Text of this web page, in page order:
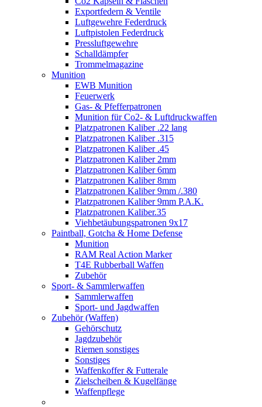
Exportfedern & Ventile
Luftgewehre Federdruck
Luftpistolen Federdruck
Pressluftgewehre
Schalldämpfer
Trommelmagazine
Munition
EWB Munition
Feuerwerk
Gas- & Pfefferpatronen
Munition für Co2- & Luftdruckwaffen
Platzpatronen Kaliber .22 lang
Platzpatronen Kaliber .315
Platzpatronen Kaliber .45
Platzpatronen Kaliber 2mm
Platzpatronen Kaliber 6mm
Platzpatronen Kaliber 8mm
Platzpatronen Kaliber 9mm /.380
Platzpatronen Kaliber 9mm P.A.K.
Platzpatronen Kaliber.35
Viehbetäubungspatronen 9x17
Paintball, Gotcha & Home Defense
Munition
RAM Real Action Marker
T4E Rubberball Waffen
Zubehör
Sport- & Sammlerwaffen
Sammlerwaffen
Sport- und Jagdwaffen
Zubehör (Waffen)
Gehörschutz
Jagdzubehör
Riemen sonstiges
Sonstiges
Waffenkoffer & Futterale
Zielscheiben & Kugelfänge
Waffenpflege